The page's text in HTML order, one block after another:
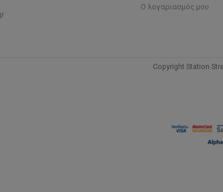
Ο λογαριασμός μου
Copyright Station